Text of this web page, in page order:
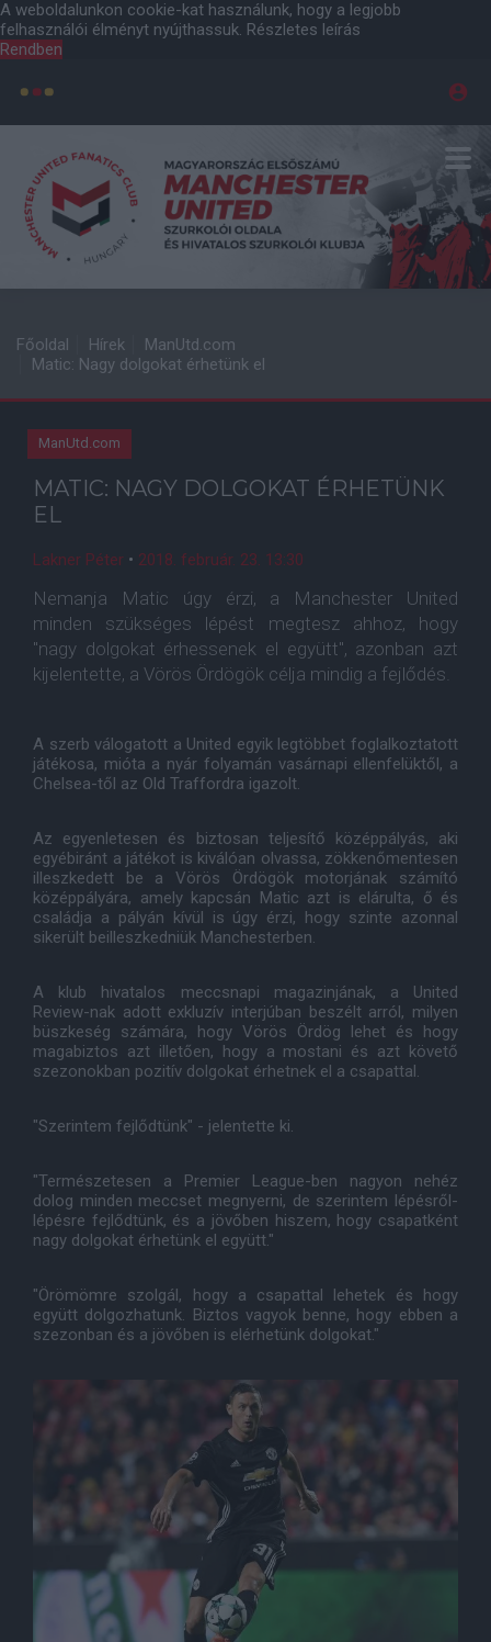
A weboldalunkon cookie-kat használunk, hogy a legjobb
felhasználói élményt nyújthassuk. Részletes leírás
Rendben
Főoldal Hírek
ManUtd.com
Matic: Nagy dolgokat érhetünk el
ManUtd.com
MATIC: NAGY DOLGOKAT ÉRHETÜNK
EL
Lakner Péter • 2018. február. 23. 13:30
Nemanja Matic úgy érzi, a Manchester United
minden szükséges lépést megtesz ahhoz, hogy
"nagy dolgokat érhessenek el együtt", azonban azt
kijelentette, a Vörös Ördögök célja mindig a fejlődés.
A szerb válogatott a United egyik legtöbbet foglalkoztatott
játékosa, mióta a nyár folyamán vasárnapi ellenfelüktől, a
Chelsea-től az Old Traffordra igazolt.
Az egyenletesen és biztosan teljesítő középpályás, aki
egyébiránt a játékot is kiválóan olvassa, zökkenőmentesen
illeszkedett be a Vörös Ördögök motorjának számító
középpályára, amely kapcsán Matic azt is elárulta, ő és
családja a pályán kívül is úgy érzi, hogy szinte azonnal
sikerült beilleszkedniük Manchesterben.
A klub hivatalos meccsnapi magazinjának, a United
Review-nak adott exkluzív interjúban beszélt arról, milyen
büszkeség számára, hogy Vörös Ördög lehet és hogy
magabiztos azt illetően, hogy a mostani és azt követő
szezonokban pozitív dolgokat érhetnek el a csapattal.
"Szerintem fejlődtünk" - jelentette ki.
"Természetesen a Premier League-ben nagyon nehéz
dolog minden meccset megnyerni, de szerintem lépésről-
lépésre fejlődtünk, és a jövőben hiszem, hogy csapatként
nagy dolgokat érhetünk el együtt."
"Örömömre szolgál, hogy a csapattal lehetek és hogy
együtt dolgozhatunk. Biztos vagyok benne, hogy ebben a
szezonban és a jövőben is elérhetünk dolgokat."